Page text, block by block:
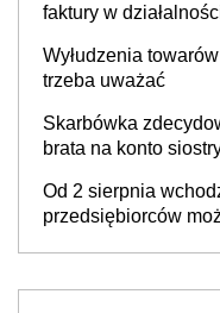
faktury w
Wyłudzenia
trzeba uważać
Skarbówka
brata na konto
będzie
Od 2 sierpnia
przedsiębiorców